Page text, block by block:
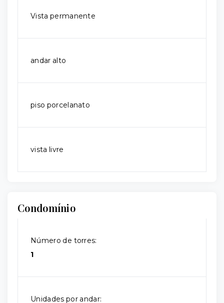
Vista permanente
andar alto
piso porcelanato
vista livre
Condomínio
Número de torres:
1
Unidades por andar: